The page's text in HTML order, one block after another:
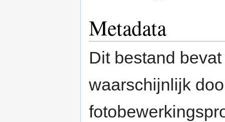
Metadata
Dit bestand
waarschijnlijk